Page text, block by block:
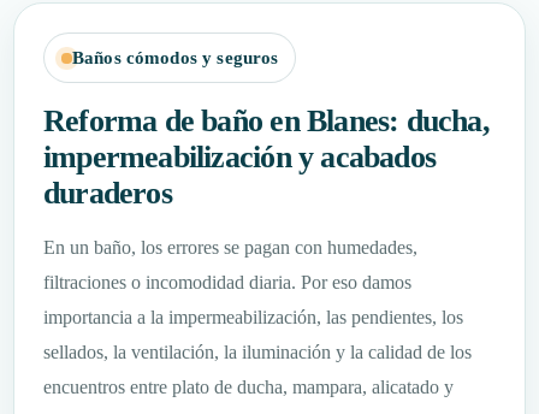
Baños cómodos y seguros
Reforma de baño en Blanes: ducha,
impermeabilización y acabados
duraderos
En un baño, los errores se pagan con humedades,
filtraciones o incomodidad diaria. Por eso damos
importancia a la impermeabilización, las pendientes, los
sellados, la ventilación, la iluminación y la calidad de los
encuentros entre plato de ducha, mampara, alicatado y